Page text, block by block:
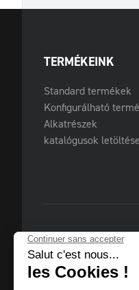
TERMÉKEINK
Standard termékek
Konfigurálható
Alkatrészek
katalógusok letöltése